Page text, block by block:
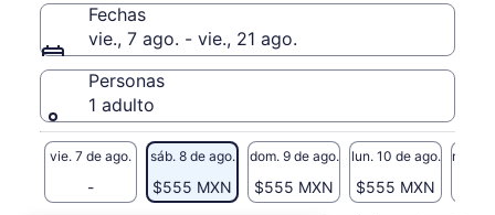
Fechas
vie., 7 ago. - vie., 21 ago.
Personas
1 adulto
vie. 7 de ago.
-
sáb. 8 de ago.
$555 MXN
dom. 9 de ago.
$555 MXN
lun. 10 de ago.
$555 MXN
mar.